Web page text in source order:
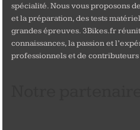
spécialité. Nous vous proposons
et la préparation, des tests
grandes épreuves. 3Bikes.fr
connaissances, la passion et
professionnels et de